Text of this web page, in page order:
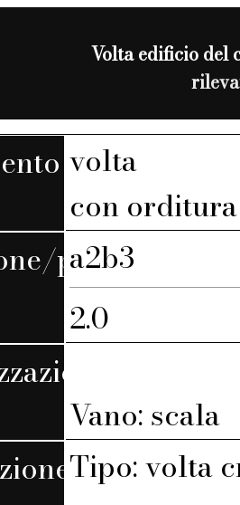
Volta edificio del
volta
con
piano
a2b3
2.0
Vano: scala
Tipo: volta